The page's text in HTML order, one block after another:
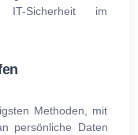
IT-Sicherheit im
Methoden, mit
persönliche Daten